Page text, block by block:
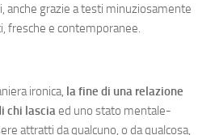
anche grazie a testi minuziosamente
fresche e contemporanee.
ironica, la fine di una relazione
chi lasciaed uno stato mentale-
attratti da qualcuno, o da qualcosa,